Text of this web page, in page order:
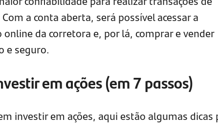
a conta aberta, será possível acessar a
da corretora e, por lá, comprar e vender
e seguro.
em ações (em 7 passos)
investir em ações, aqui estão algumas dicas